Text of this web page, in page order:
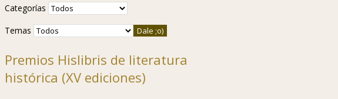
Categorías
Temas
Premios Hislibris de literatura
histórica (XV ediciones)